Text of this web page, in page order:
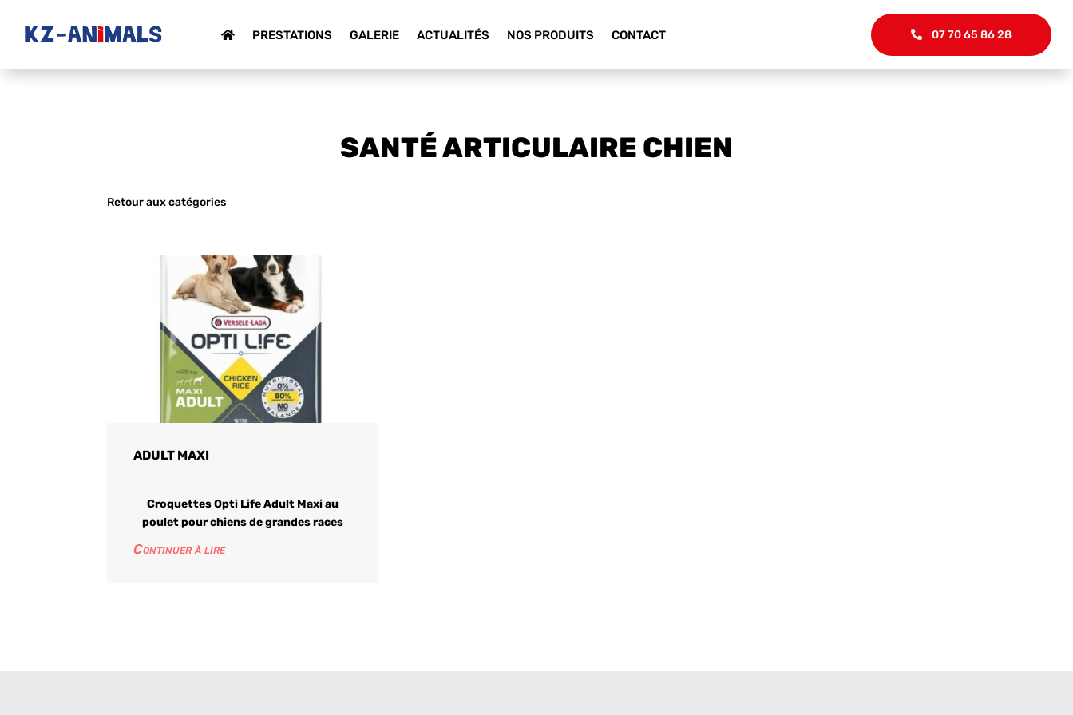
PRESTATIONS GALERIE ACTUALITÉS NOS PRODUITS CONTACT 07 70 65 86 28
SANTÉ ARTICULAIRE CHIEN
Retour aux catégories
ADULT MAXI
Croquettes Opti Life Adult Maxi au
poulet pour chiens de grandes races
Continuer à lire